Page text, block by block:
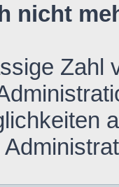
nicht
Zahl